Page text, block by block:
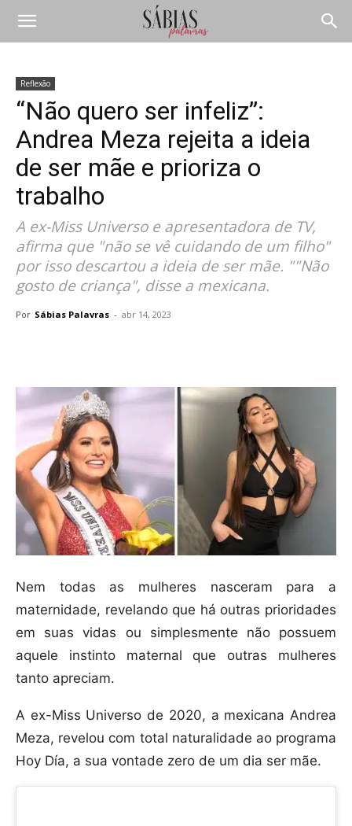
Reflexão
“Não quero ser infeliz”:
Andrea Meza rejeita a ideia
de ser mãe e prioriza o
trabalho
A ex-Miss Universo e apresentadora de TV,
afirma que "não se vê cuidando de um filho"
por isso descartou a ideia de ser mãe. ""Não
gosto de criança", disse a mexicana.
Por Sábias Palavras - abr 14, 2023
Nem todas as mulheres nasceram para a
maternidade, revelando que há outras prioridades
em suas vidas ou simplesmente não possuem
aquele instinto maternal que outras mulheres
tanto apreciam.
A ex-Miss Universo de 2020, a mexicana Andrea
Meza, revelou com total naturalidade ao programa
Hoy Día, a sua vontade zero de um dia ser mãe.